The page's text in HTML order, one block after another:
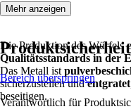
Die Produktion des Würfels
Qualitätsstandards in der
Das Metall ist
sicherzustellen undentgratet
beseitigen.
Mehr anzeigen
Produktsicherheit
Bereich überspringen
Verantwortlich für